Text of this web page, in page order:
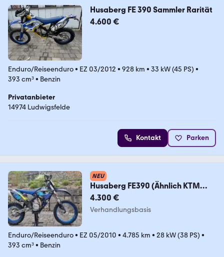
Husaberg FE 390 Sammler Rarität
4.600 €
Enduro/Reiseenduro• EZ 03/2012 • 928 km • 33 kW (45 PS) •
393 cm³• Benzin
Privatanbieter
14974 Ludwigsfelde
Kontakt Parken
NEU
Husaberg FE390 (Ähnlich KTM
EXC/Husqvarna FE)
4.300 €
Verhandlungsbasis
Enduro/Reiseenduro• EZ 05/2010 • 4.785 km • 28 kW (38 PS) •
393 cm³• Benzin